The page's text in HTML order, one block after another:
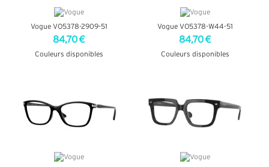
Vogue VO5378-2909-51
84,70 €
Couleurs disponibles
Vogue VO5378-W44-51
84,70 €
Couleurs disponibles